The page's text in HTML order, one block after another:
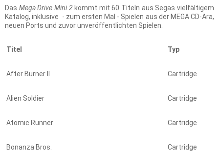
Das Mega Drive Mini 2 kommt mit 60 Titeln aus Segas vielfältigem
Katalog, inklusive - zum ersten Mal - Spielen aus der MEGA CD-Ära,
neuen Ports und zuvor unveröffentlichten Spielen.
Titel Typ
After Burner II Cartridge
Alien Soldier Cartridge
Atomic Runner Cartridge
Bonanza Bros. Cartridge